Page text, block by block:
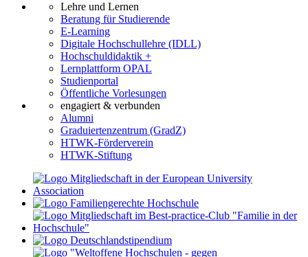
Lehre und Lernen
Beratung für Studierende
E-Learning
Digitale Hochschullehre (IDLL)
Hochschuldidaktik +
Lernplattform OPAL
Studienportal
Öffentliche Vorlesungen
engagiert & verbunden
Alumni
Graduiertenzentrum (GradZ)
HTWK-Förderverein
HTWK-Stiftung